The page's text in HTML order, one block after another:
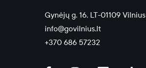
Gynėjų g. 16, LT-01109 Vilnius
info@govilnius.lt
+370 686 57232